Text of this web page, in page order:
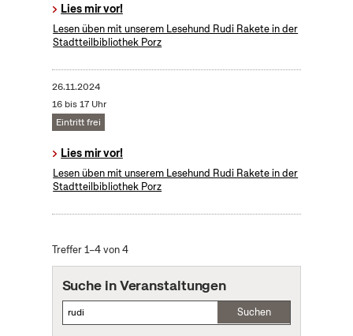
Lies mir vor!
Lesen üben mit unserem Lesehund Rudi Rakete in der
Stadtteilbibliothek Porz
26.11.2024
16 bis 17 Uhr
Eintritt frei
Lies mir vor!
Lesen üben mit unserem Lesehund Rudi Rakete in der
Stadtteilbibliothek Porz
Treffer 1–4 von 4
Suche in Veranstaltungen
Suchen